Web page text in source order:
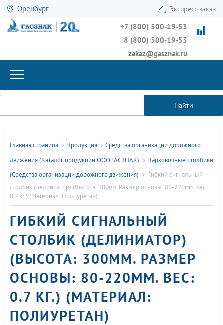
Оренбург Экспресс-заказ
+7 (800) 500-19-53
8 (800) 500-19-53
zakaz@gasznak.ru
Найти
Главная страница Продукция
Средства организации дорожного
движения (Каталог продукции ООО ГАСЗНАК)
Парковочные столбики
(Средства организации дорожного движения)
Гибкий сигнальный
столбик (делиниатор) (Высота: 300мм. Размер основы: 80-220мм. Вес:
0.7 кг.) (Материал: Полиуретан)
ГИБКИЙ СИГНАЛЬНЫЙ
СТОЛБИК (ДЕЛИНИАТОР)
(ВЫСОТА: 300ММ. РАЗМЕР
ОСНОВЫ: 80-220ММ. ВЕС:
0.7 КГ.) (МАТЕРИАЛ:
ПОЛИУРЕТАН)